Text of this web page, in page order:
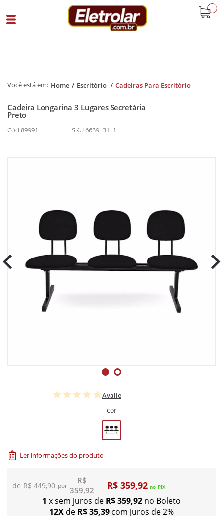
Home Escritório Cadeiras Para Escritório
Cadeira Longarina 3 Lugares Secretária
Preto
Cód 89991 SKU 6639|31|1
Avalie
cor
Ler informações do produto
R$ 449,90
R$
359,92
R$ 359,92 no PIX
1 x sem juros de R$ 359,92 no Boleto
12X de R$ 35,39 com juros de 2%